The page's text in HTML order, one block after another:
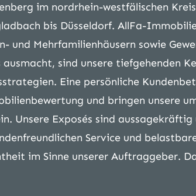
im nordrhein-westfälischen
bis Düsseldorf. AllFa-
und Mehrfamilienhäusern sowie
sind unsere tiefgehenden
Eine persönliche
und bringen unsere
Unsere Exposés sind
Service und
im Sinne unserer Auftraggeber.